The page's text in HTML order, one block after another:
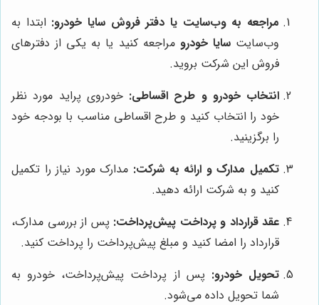
مراجعه به وب‌سایت یا دفتر فروش سایا خودرو: ابتدا به
وب‌سایتسایا خودرو مراجعه کنید یا به یکی از دفترهای
فروش این شرکت بروید.
انتخاب خودرو و طرح اقساطی: خودروی پراید مورد نظر
خود را انتخاب کنید و طرح اقساطی مناسب با بودجه خود
را برگزینید.
تکمیل مدارک و ارائه به شرکت: مدارک مورد نیاز را تکمیل
کنید و به شرکت ارائه دهید.
عقد قرارداد و پرداخت پیش‌پرداخت: پس از بررسی مدارک،
قرارداد را امضا کنید و مبلغ پیش‌پرداخت را پرداخت کنید.
تحویل خودرو: پس از پرداخت پیش‌پرداخت، خودرو به
شما تحویل داده می‌شود.